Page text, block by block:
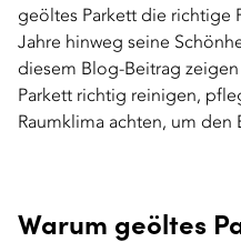
geöltes Parkett die richtige
Jahre hinweg seine
diesem Blog-Beitrag
Parkett richtig reinigen,
Raumklima achten, um
Warum geöltes